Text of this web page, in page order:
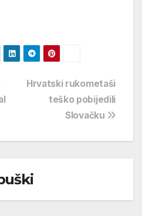
Hrvatski rukometaši
teško pobijedili
Slovačku